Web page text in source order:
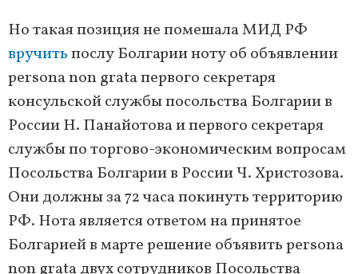
Но такая позиция не помешала МИД РФ
вручитьпослу Болгарии ноту об объявлении
persona non grata первого секретаря
консульской службы посольства Болгарии в
России Н. Панайотова и первого секретаря
службы по торгово-экономическим вопросам
Посольства Болгарии в России Ч. Христозова.
Они должны за 72 часа покинуть территорию
РФ. Нота является ответом на принятое
Болгарией в марте решение объявить persona
non grata двух сотрудников Посольства